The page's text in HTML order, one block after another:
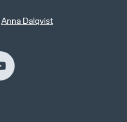
Anna Dalqvist